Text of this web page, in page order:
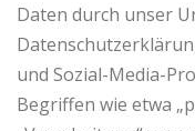
Daten durch unser
und Sozial-Media-
Begriffen wie etwa